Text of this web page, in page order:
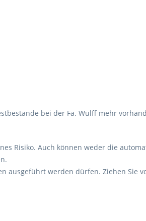
bei der Fa. Wulff mehr
Risiko. Auch können weder die
ausgeführt werden dürfen. Ziehen Sie